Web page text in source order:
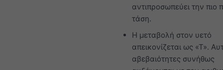
αντιπροσωπεύει την πιο
τάση.
Η μεταβολή στον υετό
απεικονίζεται ως «Τ».
αβεβαιότητες συνήθως